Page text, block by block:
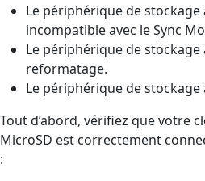
Le périphérique de stockage
incompatible avec le Sync
Le périphérique de
reformatage.
Le périphérique de stockage
Tout d’abord, vérifiez que votre
MicroSD est correctement
: